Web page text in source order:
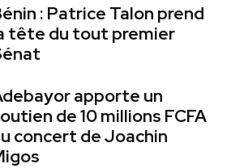
: Patrice Talon prend
tête du tout premier
apporte un
de 10 millions FCFA
concert de Joachin